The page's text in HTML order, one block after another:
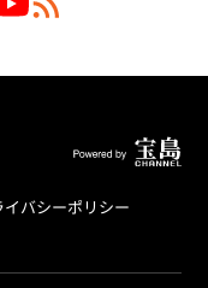
イバシーポリシー